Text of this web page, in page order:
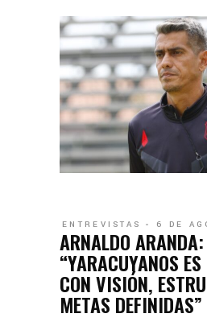
ENTREVISTAS 6 DE
ARNALDO ARANDA:
“YARACUYANOS
CON VISIÓN,
METAS DEFINIDAS”